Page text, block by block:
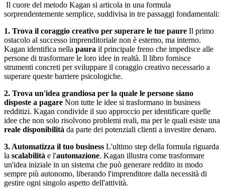
Il cuore del metodo Kagan si articola in una formula
sorprendentemente semplice, suddivisa in tre passaggi fondamentali:
1. Trova il coraggio creativo per superare le tue paure Il primo
ostacolo al successo imprenditoriale non è esterno, ma interno.
Kagan identifica nella paura il principale freno che impedisce alle
persone di trasformare le loro idee in realtà. Il libro fornisce
strumenti concreti per sviluppare il coraggio creativo necessario a
superare queste barriere psicologiche.
2. Trova un'idea grandiosa per la quale le persone siano
disposte a pagare Non tutte le idee si trasformano in business
redditizi. Kagan condivide il suo approccio per identificare quelle
idee che non solo risolvono problemi reali, ma per le quali esiste una
reale disponibilità da parte dei potenziali clienti a investire denaro.
3. Automatizza il tuo business L'ultimo step della formula riguarda
la scalabilità e l'automazione. Kagan illustra come trasformare
un'idea iniziale in un sistema che può generare reddito in modo
sempre più autonomo, liberando l'imprenditore dalla necessità di
gestire ogni singolo aspetto dell'attività.